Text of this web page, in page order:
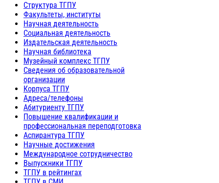
Структура ТГПУ
Факультеты, институты
Научная деятельность
Социальная деятельность
Издательская деятельность
Научная библиотека
Музейный комплекс ТГПУ
Сведения об образовательной
организации
Корпуса ТГПУ
Адреса/телефоны
Абитуриенту ТГПУ
Повышение квалификации и
профессиональная переподготовка
Аспирантура ТГПУ
Научные достижения
Международное сотрудничество
Выпускники ТГПУ
ТГПУ в рейтингах